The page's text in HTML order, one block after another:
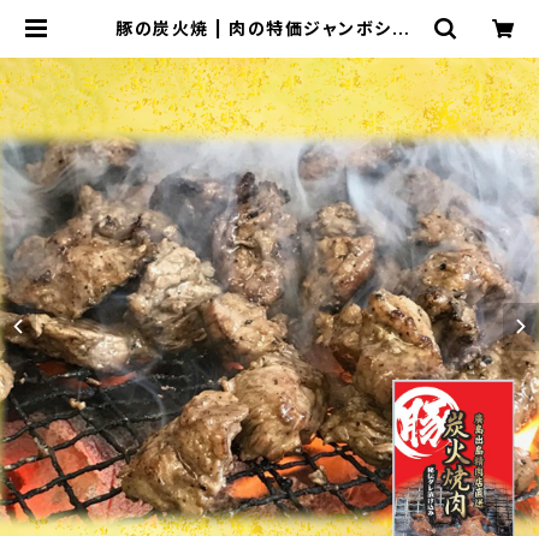
豚の炭火焼 | 肉の特価ジャンボショッ